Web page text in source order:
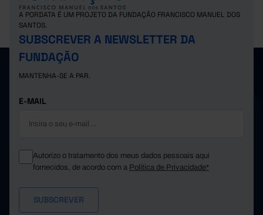
A PORDATA É UM PROJETO DA FUNDAÇÃO FRANCISCO MANUEL DOS
SANTOS.
SUBSCREVER A NEWSLETTER DA
FUNDAÇÃO
MANTENHA-SE A PAR.
E-MAIL
Autorizo o tratamento dos meus dados pessoais aqui
fornecidos, de acordo com a Política de Privacidade*